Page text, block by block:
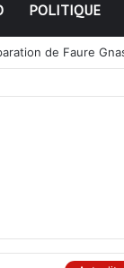
POLITIQUE
de Faure